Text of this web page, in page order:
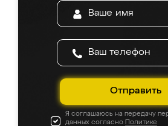
Отправить
Я соглашаюсь на передачу
данных согласно Политике